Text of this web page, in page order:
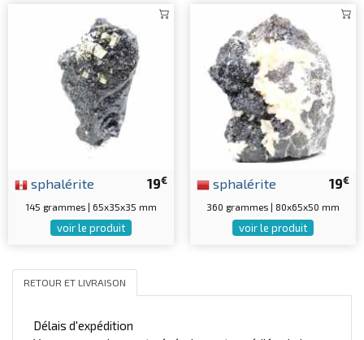
19€
sphalérite
145 grammes | 65x35x35 mm
voir le produit
19€
sphalérite
360 grammes | 80x65x50 mm
voir le produit
RETOUR ET LIVRAISON
Délais d'expédition